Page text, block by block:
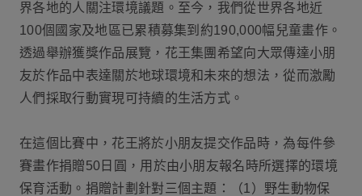
界各地的人關注環境議題。至今，我們從世界各地近
100個國家及地區已累積募集到約190,000幅兒童畫作。
透過舉辦獲獎作品展覽，花王集團希望向大眾傳達小朋
友於作品中表達關於地球環境和未來的想法，從而激勵
人們採取行動實現可持續的生活方式。
在這個比賽中，花王將於小朋友提交作品時，為每件參
賽畫作捐贈50日圓，用於由小朋友報名時所選擇的環境
保育活動。捐贈計劃針對三個主題：（1）野生動物保